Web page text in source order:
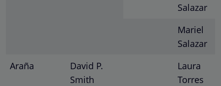
Salazar
Mariel
Salazar
Araña
David P.
Smith
Laura
Torres